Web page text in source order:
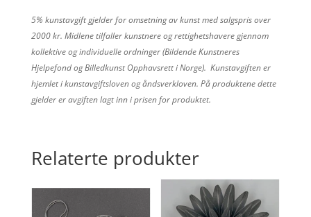
5% kunstavgift gjelder for omsetning av kunst med salgspris over
2000 kr. Midlene tilfaller kunstnere og rettighetshavere gjennom
kollektive og individuelle ordninger (Bildende Kunstneres
Hjelpefond og Billedkunst Opphavsrett i Norge). Kunstavgiften er
hjemlet i kunstavgiftsloven og åndsverkloven. På produktene dette
gjelder er avgiften lagt inn i prisen for produktet.
Relaterte produkter